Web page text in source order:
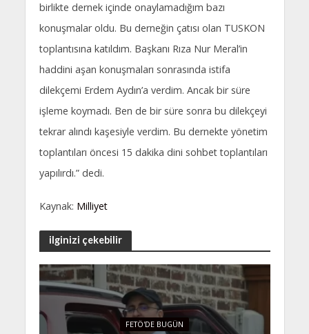
birlikte dernek içinde onaylamadığım bazı
konuşmalar oldu. Bu derneğin çatısı olan TUSKON
toplantısına katıldım. Başkanı Rıza Nur Meral’in
haddini aşan konuşmaları sonrasında istifa
dilekçemi Erdem Aydın’a verdim. Ancak bir süre
işleme koymadı. Ben de bir süre sonra bu dilekçeyi
tekrar alındı kaşesiyle verdim. Bu dernekte yönetim
toplantıları öncesi 15 dakika dini sohbet toplantıları
yapılırdı.” dedi.
Kaynak: Milliyet
ilginizi çekebilir
FETÖ'DE BUGÜN